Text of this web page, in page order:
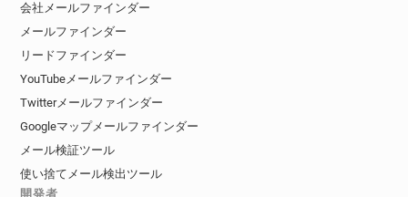
会社メールファインダー
メールファインダー
リードファインダー
YouTubeメールファインダー
Twitterメールファインダー
Googleマップメールファインダー
メール検証ツール
使い捨てメール検出ツール
開発者